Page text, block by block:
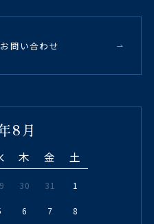
問い合わせ
8月
木 金 土
30 31 1
6 7 8